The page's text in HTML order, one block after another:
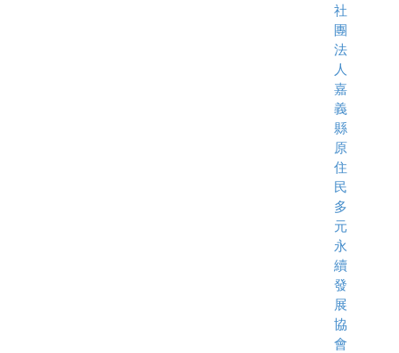
社
團
法
人
嘉
義
縣
原
住
民
多
元
永
續
發
展
協
會